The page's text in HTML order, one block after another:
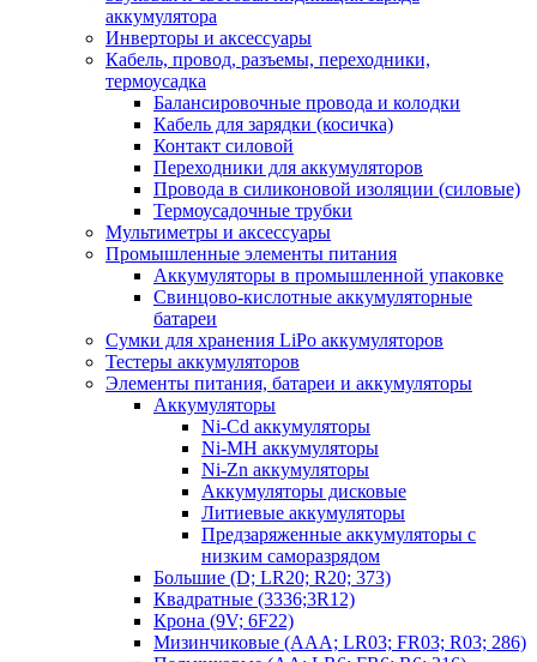
аккумулятора
Инверторы и аксессуары
Кабель, провод, разъемы, переходники,
термоусадка
Балансировочные провода и колодки
Кабель для зарядки (косичка)
Контакт силовой
Переходники для аккумуляторов
Провода в силиконовой изоляции (силовые)
Термоусадочные трубки
Мультиметры и аксессуары
Промышленные элементы питания
Аккумуляторы в промышленной упаковке
Свинцово-кислотные аккумуляторные
батареи
Сумки для хранения LiPo аккумуляторов
Тестеры аккумуляторов
Элементы питания, батареи и аккумуляторы
Аккумуляторы
Ni-Cd аккумуляторы
Ni-MH аккумуляторы
Ni-Zn аккумуляторы
Аккумуляторы дисковые
Литиевые аккумуляторы
Предзаряженные аккумуляторы с
низким саморазрядом
Большие (D; LR20; R20; 373)
Квадратные (3336;3R12)
Крона (9V; 6F22)
Мизинчиковые (AAA; LR03; FR03; R03; 286)